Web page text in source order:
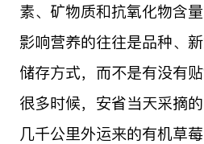
素、矿物质和抗氧化物含
影响营养的往往是品种、
储存方式，而不是有没有贴
很多时候，安省当天采摘
几千公里外运来的有机草莓